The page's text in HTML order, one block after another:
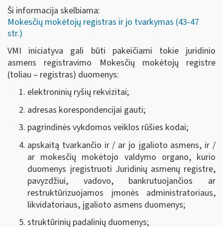
Ši informacija skelbiama:
Mokesčių mokėtojų registras ir jo tvarkymas (43-47
str.)
VMI iniciatyva gali būti pakeičiami tokie juridinio
asmens registravimo Mokesčių mokėtojų registre
(toliau – registras) duomenys:
elektroninių ryšių rekvizitai;
adresas korespondencijai gauti;
pagrindinės vykdomos veiklos rūšies kodai;
apskaitą tvarkančio ir / ar jo įgalioto asmens, ir /
ar mokesčių mokėtojo valdymo organo, kurio
duomenys įregistruoti Juridinių asmenų registre,
pavyzdžiui, vadovo, bankrutuojančios ar
restruktūrizuojamos įmonės administratoriaus,
likvidatoriaus, įgalioto asmens duomenys;
struktūrinių padalinių duomenys;